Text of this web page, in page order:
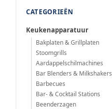
CATEGORIEËN
Keukenapparatuur
Bakplaten & Grillplaten
Stoomgrills
Aardappelschilmachines
Bar Blenders & Milkshakers
Barbecues
Bar- & Cocktail Stations
Beenderzagen